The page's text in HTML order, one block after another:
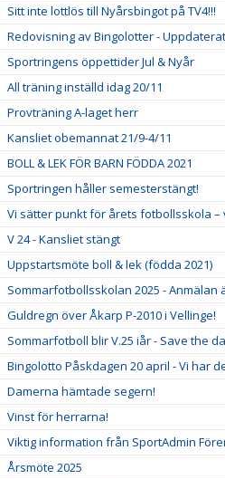
Sitt inte lottlös till Nyårsbingot på TV4!!!
Redovisning av Bingolotter -
Sportringens öppettider Jul & Nyår
All träning inställd idag 20/11
Provträning A-laget herr
Kansliet obemannat 21/9-4/11
BOLL & LEK FÖR BARN FÖDDA 2021
Sportringen håller semesterstängt!
Vi sätter punkt för årets fotbollsskola –
V 24 - Kansliet stängt
Uppstartsmöte boll & lek (födda 2021)
Sommarfotbollsskolan 2025 - Anmälan
Guldregn över Åkarp P-2010 i Vellinge!
Sommarfotboll blir V.25 iår - Save the
Bingolotto Påskdagen 20 april - Vi har
Damerna hämtade segern!
Vinst för herrarna!
Viktig information från SportAdmin
Årsmöte 2025